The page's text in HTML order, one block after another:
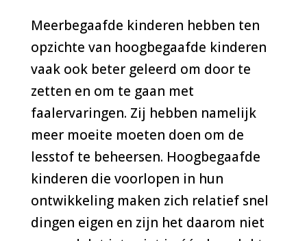
Meerbegaafde kinderen hebben ten
opzichte van hoogbegaafde kinderen
vaak ook beter geleerd om door te
zetten en om te gaan met
faalervaringen. Zij hebben namelijk
meer moeite moeten doen om de
lesstof te beheersen. Hoogbegaafde
kinderen die voorlopen in hun
ontwikkeling maken zich relatief snel
dingen eigen en zijn het daarom niet